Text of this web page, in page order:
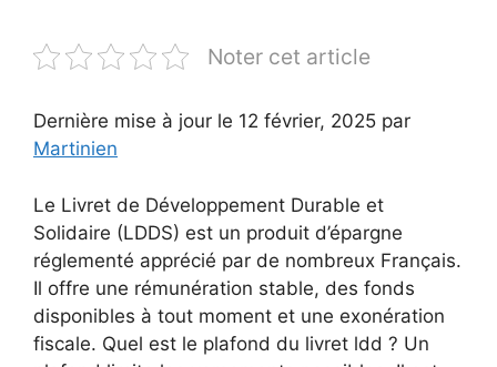
Noter cet article
Dernière mise à jour le 12 février, 2025 par
Martinien
Le Livret de Développement Durable et
Solidaire (LDDS) est un produit d’épargne
réglementé apprécié par de nombreux Français.
Il offre une rémunération stable, des fonds
disponibles à tout moment et une exonération
fiscale. Quel est le plafond du livret ldd ? Un